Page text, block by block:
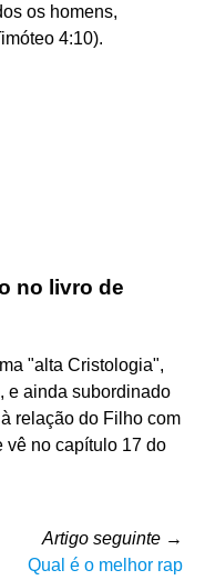
os homens,
4:10).
no livro de
"alta Cristologia",
e ainda subordinado
relação do Filho com
vê no capítulo 17 do
Artigo seguinte →
Qual é o melhor rap